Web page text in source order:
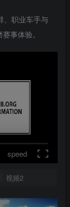
、职业车手与
事体验。
speed
视频2